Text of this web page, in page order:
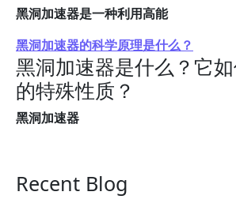
黑洞加速器是一种利用高能
黑洞加速器的科学原理是什么？
黑洞加速器是什么？它
的特殊性质？
黑洞加速器
Recent Blog